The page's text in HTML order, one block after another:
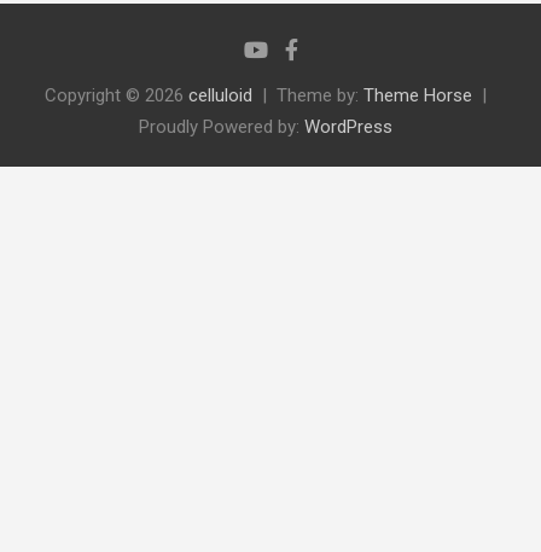
Copyright © 2026 celluloid Theme by: Theme Horse
Proudly Powered by: WordPress